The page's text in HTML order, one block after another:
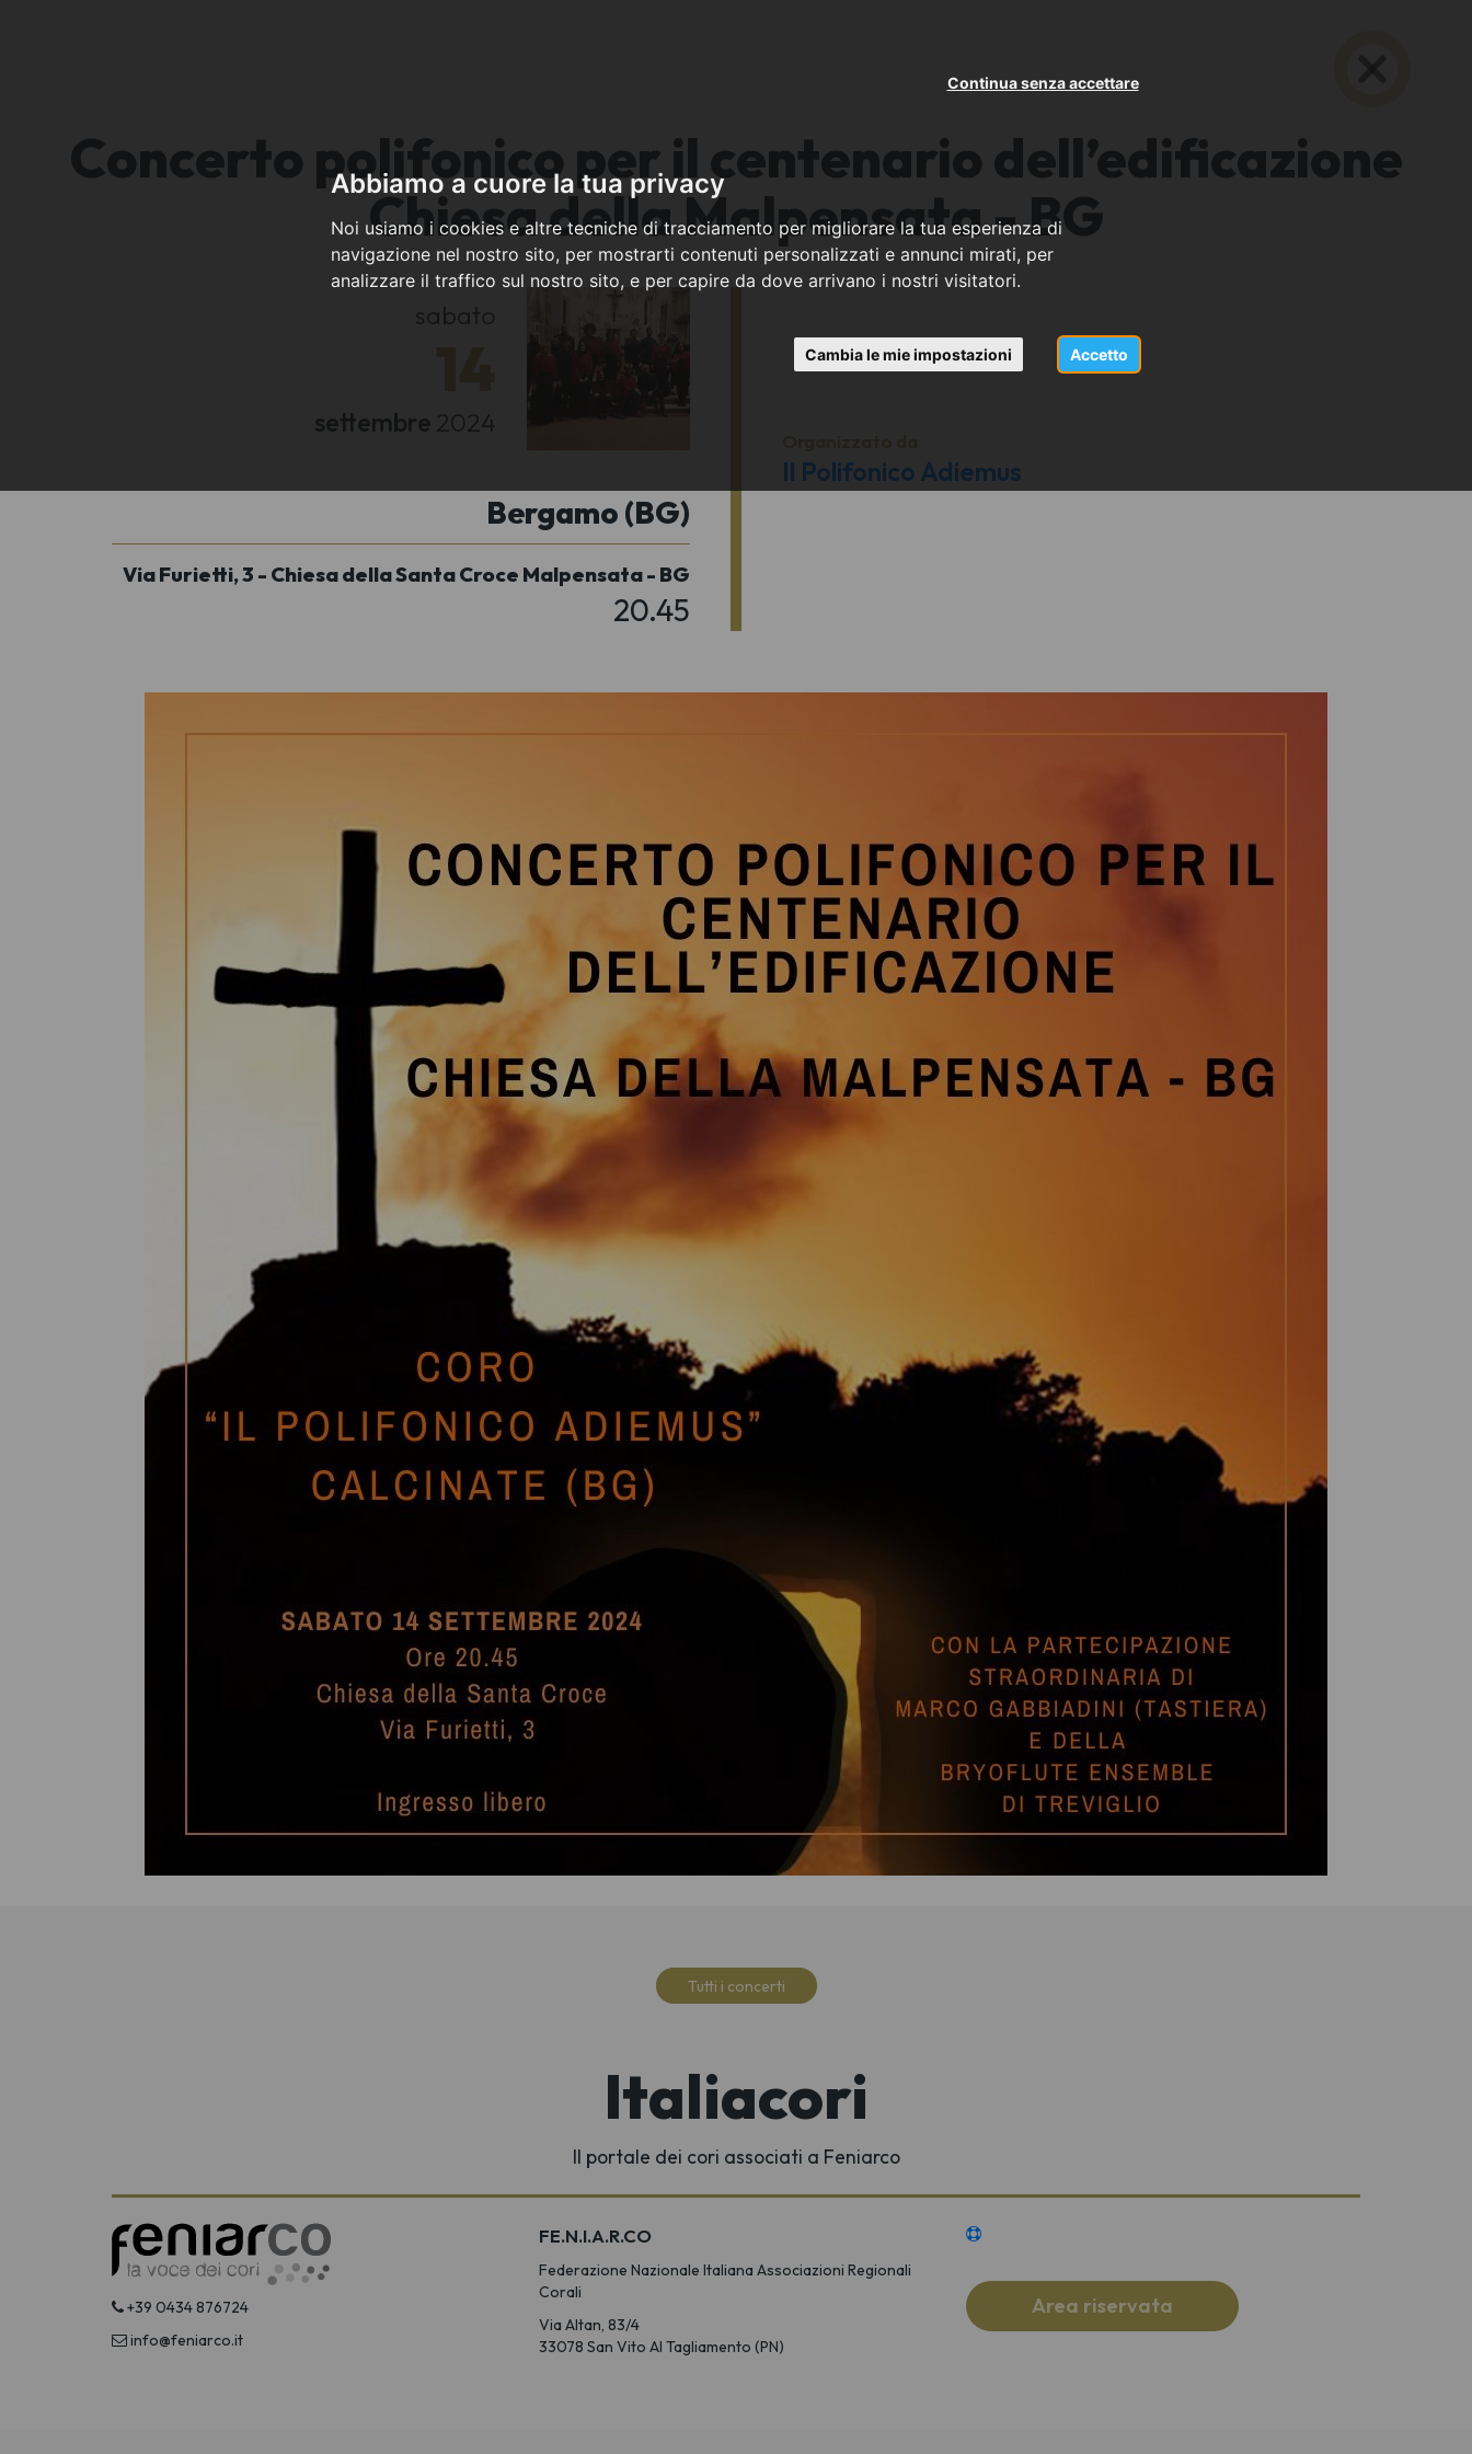
Abbiamo a cuore la tua privacy
Noi usiamo i cookies e altre tecniche di tracciamento per migliorare la tua esperienza di
navigazione nel nostro sito, per mostrarti contenuti personalizzati e annunci mirati, per
analizzare il traffico sul nostro sito, e per capire da dove arrivano i nostri visitatori.
Accetto
Continua senza accettare
Cambia le mie impostazioni
Concerto polifonico per il centenario dell’edificazione
Chiesa della Malpensata - BG
sabato
settembre 2024
Bergamo (BG)
Via Furietti, 3 - Chiesa della Santa Croce Malpensata - BG
20.45
Il Polifonico Adiemus
Tutti i concerti
Italiacori
Il portale dei cori associati a Feniarco
+39 0434 876724
info@feniarco.it
FE.N.I.A.R.CO
Federazione Nazionale Italiana Associazioni Regionali
Corali
Via Altan, 83/4
33078 San Vito Al Tagliamento (PN)
Area riservata